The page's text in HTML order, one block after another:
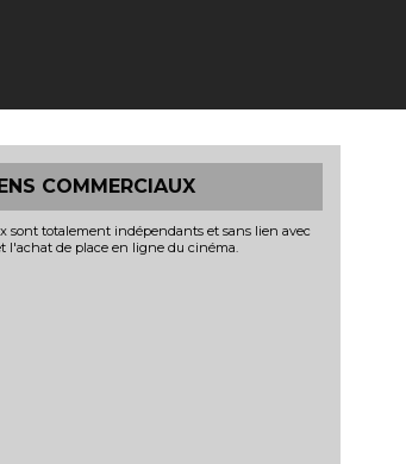
COMMERCIAUX
sont totalement indépendants et sans lien avec
l'achat de place en ligne du cinéma.